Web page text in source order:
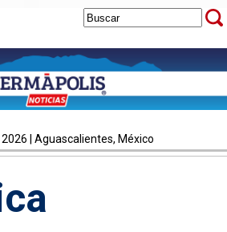
| Aguascalientes, México